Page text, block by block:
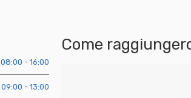
08:00 - 16:00
09:00 - 13:00
Come